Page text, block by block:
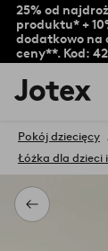
25% od
produktu* +
dodatkowo na
ceny**. Kod:
Logo
Jotex
przejdź
na
pierwszą
stronę
Powrót
Pokój dziecięcy
Łóżka dla dzieci